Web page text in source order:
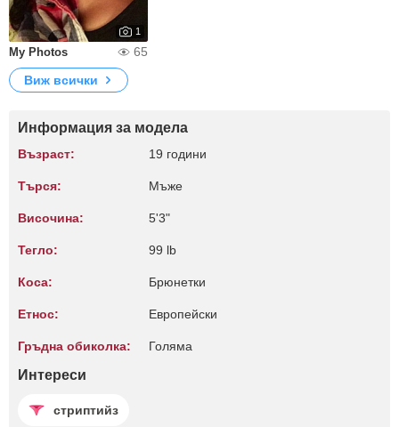
1
My Photos
65
Виж всички
Информация за модела
Възраст: 19 години
Търся: Мъже
Височина: 5'3"
Тегло: 99 lb
Коса: Брюнетки
Етнос: Европейски
Гръдна обиколка: Голяма
Интереси
стриптийз